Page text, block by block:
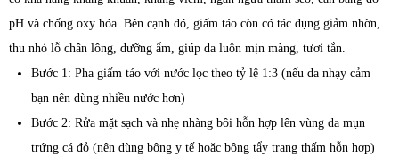
pH và chống oxy hóa. Bên cạnh đó, giấm táo còn có tác dụng giảm nhờn,
thu nhỏ lỗ chân lông, dưỡng ẩm, giúp da luôn mịn màng, tươi tắn.
Bước 1: Pha giấm táo với nước lọc theo tỷ lệ 1:3 (nếu da nhạy cảm
bạn nên dùng nhiều nước hơn)
Bước 2: Rửa mặt sạch và nhẹ nhàng bôi hỗn hợp lên vùng da mụn
trứng cá đỏ (nên dùng bông y tế hoặc bông tẩy trang thấm hỗn hợp)